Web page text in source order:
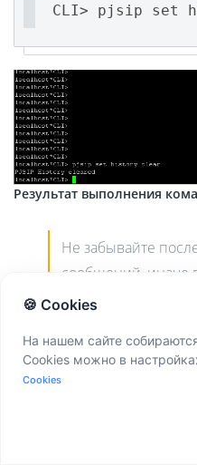
CLI> pjsip set
Результат выполнения
Не забывайте
сообщений, иначе
звонков может
неполадкам.
И так, вы включили запись,
🍪 Cookies
На нашем сайте
Cookies можно в
Cookies